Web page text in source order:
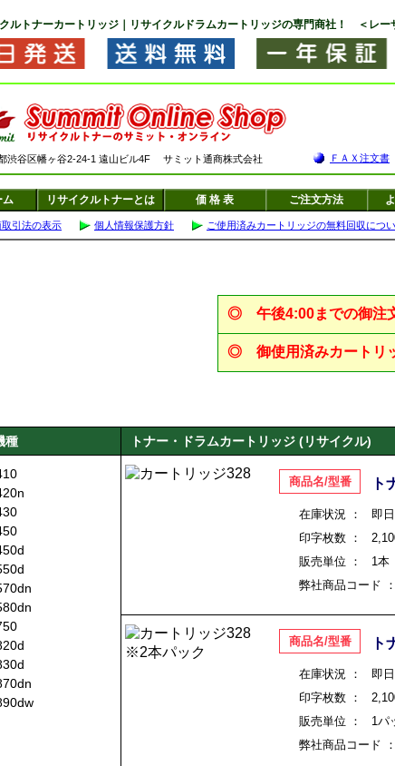
ルトナーカートリッジ｜リサイクルドラムカートリッジの専門商社！ ＜レー
渋谷区幡ヶ谷2-24-1 遠山ビル4F サミット通商株式会社 ＦＡＸ注文書
ム リサイクルトナーとは 価 格 表 ご注文方法
引法の表示 個人情報保護方針 ご使用済みカートリッジの無料回収につ
◎ 午後4:00までの御
◎ 御使用済みカート
種 トナー・ドラムカートリッジ (リサイクル)
商品名/型番 ト
在庫状況 ：
即
印字枚数 ：
販売単位 ：
1本
弊社商品コード ：
商品名/型番 ト
在庫状況 ：
即
印字枚数 ：
販売単位 ：
1パ
弊社商品コード